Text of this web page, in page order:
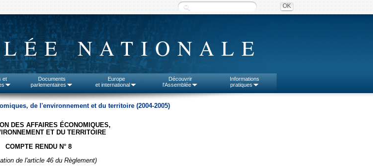
NATIONALE
et
Documents
parlementaires
Europe
et international
Découvrir
l'Assemblée
Informations
pratiques
de l'environnement et du territoire (2004-2005)
DES AFFAIRES ÉCONOMIQUES,
ET DU TERRITOIRE
COMPTE RENDU N° 8
de l'article 46 du Règlement)